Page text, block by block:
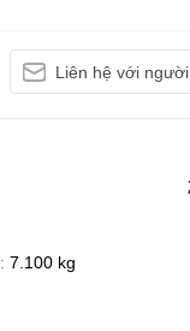
Liên hệ với
7.100 kg